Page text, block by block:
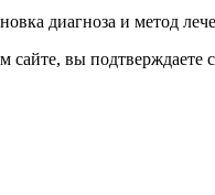
диагноза и метод
вы подтверждаете